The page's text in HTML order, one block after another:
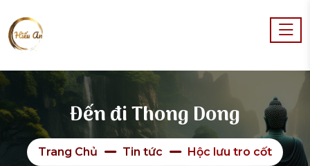
Đến đi Thong Dong
Trang Chủ Tin tức Hộc lưu tro cốt